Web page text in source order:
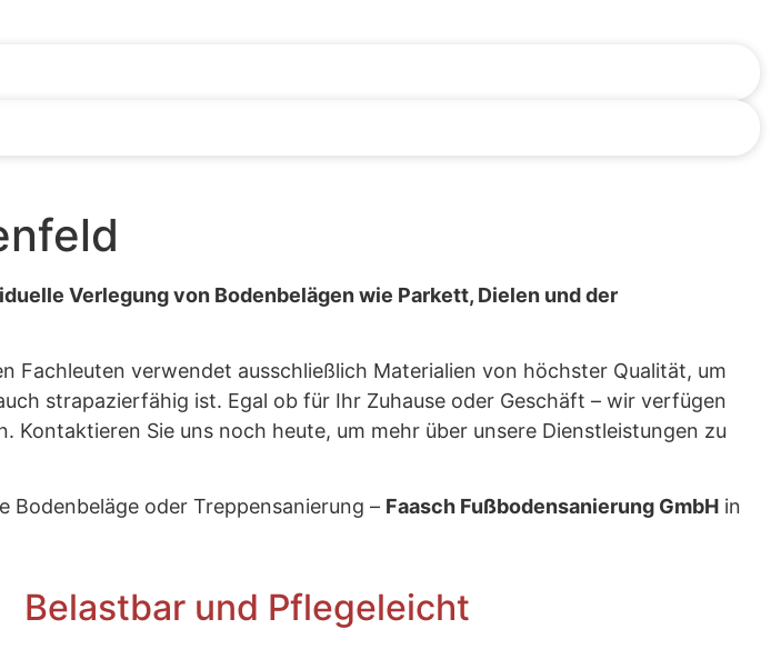
Verlegung von Bodenbelägen wie Parkett, Dielen und der
Fachleuten verwendet ausschließlich Materialien von höchster Qualität, um
strapazierfähig ist. Egal ob für Ihr Zuhause oder Geschäft – wir verfügen
Sie uns noch heute, um mehr über unsere Dienstleistungen zu
Bodenbeläge oder Treppensanierung – Faasch Fußbodensanierung GmbH in
Belastbar und Pflegeleicht